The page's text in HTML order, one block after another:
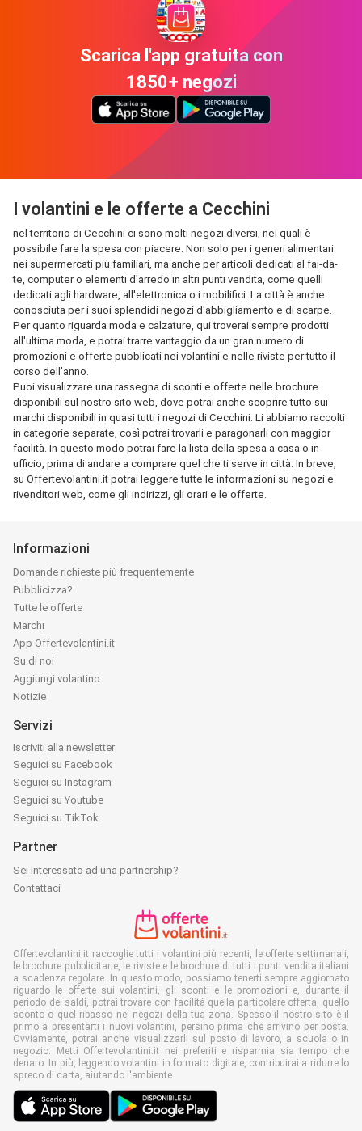
Scarica l'app gratuita con
1850+ negozi
I volantini e le offerte a Cecchini
nel territorio di Cecchini ci sono molti negozi diversi, nei quali è
possibile fare la spesa con piacere. Non solo per i generi alimentari
nei supermercati più familiari, ma anche per articoli dedicati al fai-da-
te, computer o elementi d'arredo in altri punti vendita, come quelli
dedicati agli hardware, all'elettronica o i mobilifici. La città è anche
conosciuta per i suoi splendidi negozi d'abbigliamento e di scarpe.
Per quanto riguarda moda e calzature, qui troverai sempre prodotti
all'ultima moda, e potrai trarre vantaggio da un gran numero di
promozioni e offerte pubblicati nei volantini e nelle riviste per tutto il
corso dell'anno.
Puoi visualizzare una rassegna di sconti e offerte nelle brochure
disponibili sul nostro sito web, dove potrai anche scoprire tutto sui
marchi disponibili in quasi tutti i negozi di Cecchini. Li abbiamo raccolti
in categorie separate, così potrai trovarli e paragonarli con maggior
facilità. In questo modo potrai fare la lista della spesa a casa o in
ufficio, prima di andare a comprare quel che ti serve in città. In breve,
su Offertevolantini.it potrai leggere tutte le informazioni su negozi e
rivenditori web, come gli indirizzi, gli orari e le offerte.
Informazioni
Domande richieste più frequentemente
Pubblicizza?
Tutte le offerte
Marchi
App Offertevolantini.it
Su di noi
Aggiungi volantino
Notizie
Servizi
Iscriviti alla newsletter
Seguici su Facebook
Seguici su Instagram
Seguici su Youtube
Seguici su TikTok
Partner
Sei interessato ad una partnership?
Contattaci
Offertevolantini.it raccoglie tutti i volantini più recenti, le offerte settimanali,
le brochure pubblicitarie, le riviste e le brochure di tutti i punti vendita italiani
a scadenza regolare. In questo modo, possiamo tenerti sempre aggiornato
riguardo le offerte sui volantini, gli sconti e le promozioni e, durante il
periodo dei saldi, potrai trovare con facilità quella particolare offerta, quello
sconto o quel ribasso nei negozi della tua zona. Spesso il nostro sito è il
primo a presentarti i nuovi volantini, persino prima che arrivino per posta.
Ovviamente, potrai anche visualizzarli sul posto di lavoro, a scuola o in
negozio. Metti Offertevolantini.it nei preferiti e risparmia sia tempo che
denaro. In più, leggendo volantini in formato digitale, contribuirai a ridurre lo
spreco di carta, aiutando l'ambiente.